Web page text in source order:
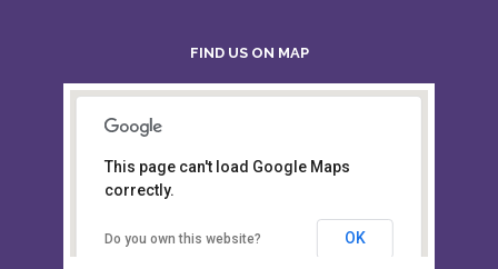
FIND US ON MAP
Secondary Education, Alampur,
Sylhet
This page can't load Google Maps